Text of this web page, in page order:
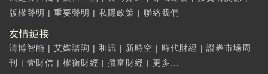
版權聲明 | 重要聲明 | 私隱政策 | 聯絡我們
友情鏈接
清博智能 | 艾媒諮詢 | 和訊 | 新時空 | 時代財經 | 證券市場周
刊
| 壹財信 | 權衡財經 | 攬富財經 | 更多...